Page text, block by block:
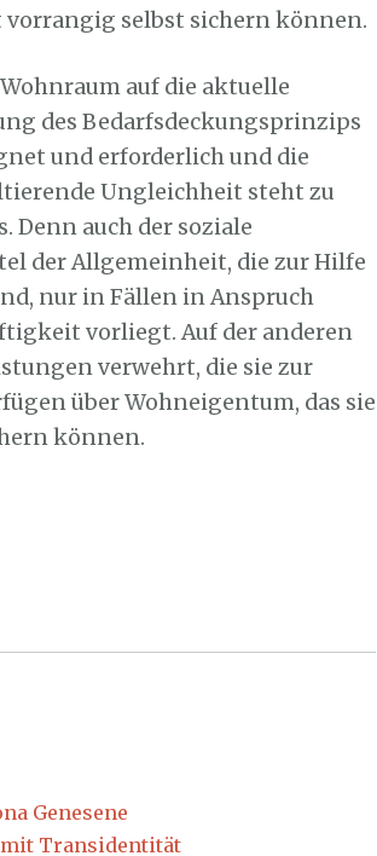
selbst sichern können.
auf die aktuelle
des Bedarfsdeckungsprinzips
und erforderlich und die
Ungleichheit steht zu
Denn auch der soziale
der Allgemeinheit, die zur Hilfe
nur in Fällen in Anspruch
vorliegt. Auf der anderen
verwehrt, die sie zur
über Wohneigentum, das sie
können.
Genesene
mit Transidentität